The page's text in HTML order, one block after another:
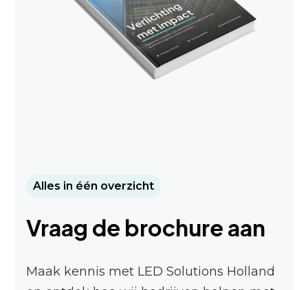
Alles in één overzicht
Vraag de brochure aan
Maak kennis met LED Solutions Holland